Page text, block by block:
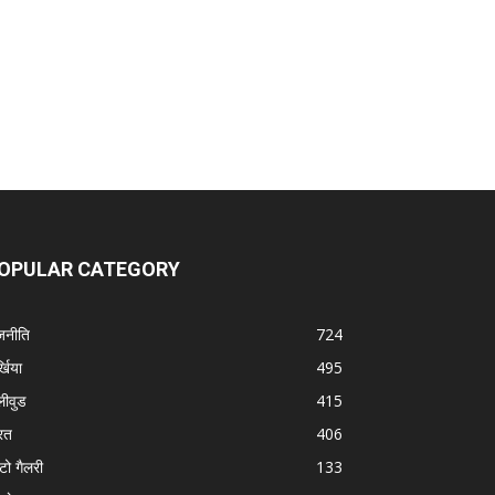
CATEGORY
724
495
415
406
गैलरी
133